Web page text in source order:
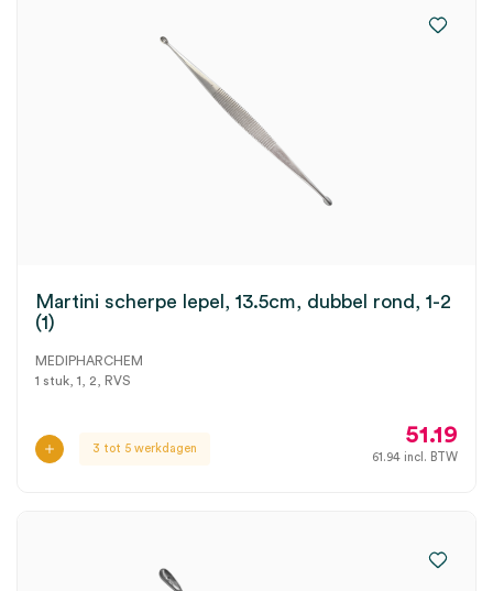
Martini scherpe lepel, 13.5cm, dubbel rond, 1-2
(1)
MEDIPHARCHEM
1 stuk, 1, 2, RVS
3 tot 5 werkdagen
51.19
61.94 incl. BTW